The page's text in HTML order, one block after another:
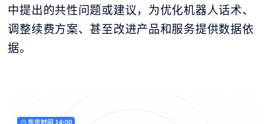
中提出的共性问题或建议，为优化机器人话术、
调整续费方案、甚至改进产品和服务提供数据依
据。